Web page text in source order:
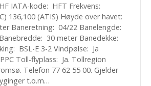
IATA-kode: HFT Frekvens:
136,100 (ATIS) Høyde over havet:
Baneretning: 04/22 Banelengde:
30 meter Banedekke:
BSL-E 3-2 Vindpølse: Ja
Toll-flyplass: Ja. Tollregion
Telefon 77 62 55 00. Gjelder
t.o.m…